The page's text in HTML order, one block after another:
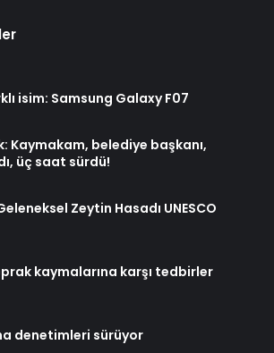
isim: Samsung Galaxy F07
Kaymakam, belediye başkanı,
üç saat sürdü!
Zeytin Hasadı UNESCO
kaymalarına karşı tedbirler
denetimleri sürüyor